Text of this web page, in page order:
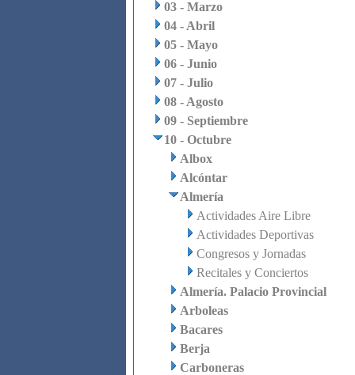
03 - Marzo
04 - Abril
05 - Mayo
06 - Junio
07 - Julio
08 - Agosto
09 - Septiembre
10 - Octubre
Albox
Alcóntar
Almería
Actividades Aire Libre
Actividades Deportivas
Congresos y Jornadas
Recitales y Conciertos
Almería. Palacio Provincial
Arboleas
Bacares
Berja
Carboneras